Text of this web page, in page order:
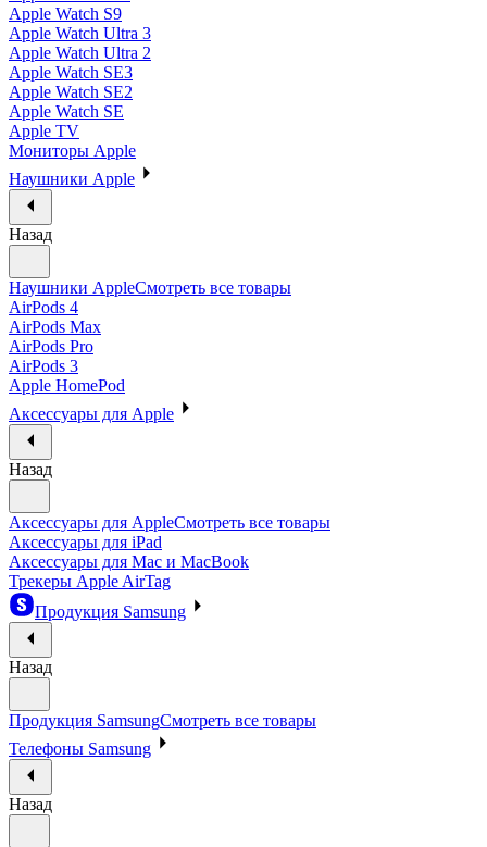
Apple Watch S9
Apple Watch Ultra 3
Apple Watch Ultra 2
Apple Watch SE3
Apple Watch SE2
Apple Watch SE
Apple TV
Мониторы Apple
Наушники Apple
Назад
Наушники AppleСмотреть все товары
AirPods 4
AirPods Max
AirPods Pro
AirPods 3
Apple HomePod
Аксессуары для Apple
Назад
Аксессуары для AppleСмотреть все товары
Аксессуары для iPad
Аксессуары для Mac и MacBook
Трекеры Apple AirTag
Продукция Samsung
Назад
Продукция SamsungСмотреть все товары
Телефоны Samsung
Назад